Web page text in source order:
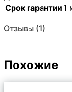
Срок гарантии 1
Отзывы (1)
Похожие